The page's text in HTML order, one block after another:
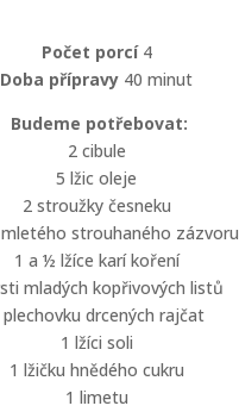
Počet porcí4
Doba přípravy 40 minut
Budeme potřebovat:
2 cibule
5 lžic oleje
2 stroužky česneku
mletého strouhaného zázvoru
1 a ½ lžíce karí koření
mladých kopřivových listů
plechovku drcených rajčat
1 lžíci soli
1 lžičku hnědého cukru
1 limetu